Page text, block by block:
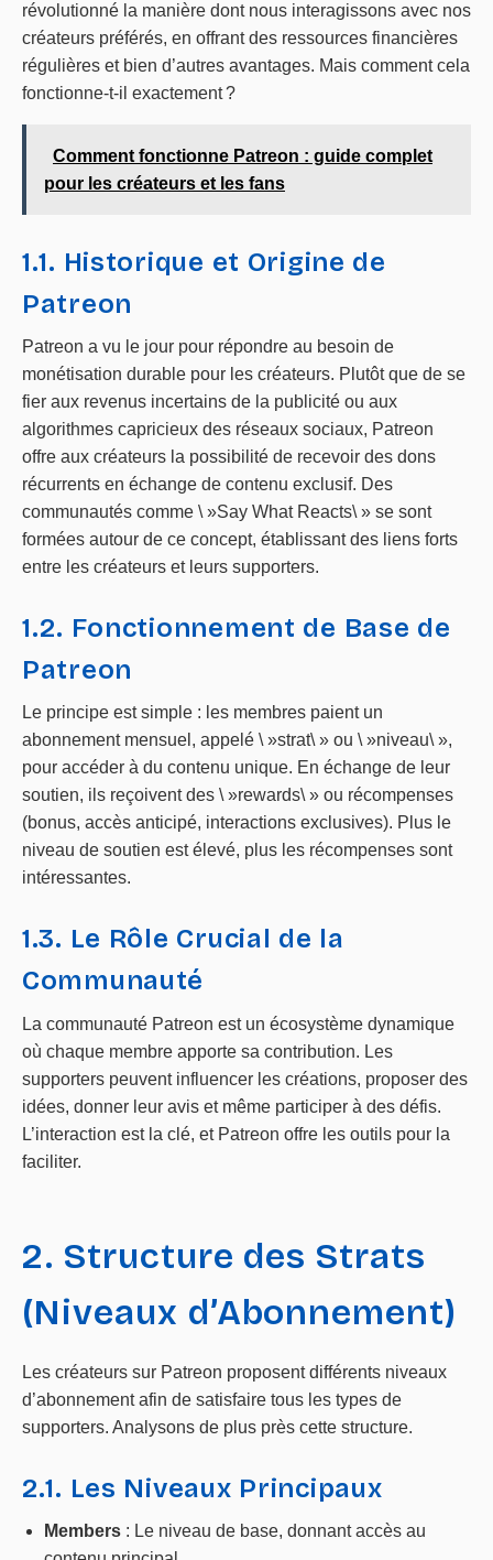
révolutionné la manière dont nous interagissons avec nos
créateurs préférés, en offrant des ressources financières
régulières et bien d’autres avantages. Mais comment cela
fonctionne-t-il exactement ?
Comment fonctionne Patreon : guide complet
pour les créateurs et les fans
1.1. Historique et Origine de
Patreon
Patreon a vu le jour pour répondre au besoin de
monétisation durable pour les créateurs. Plutôt que de se
fier aux revenus incertains de la publicité ou aux
algorithmes capricieux des réseaux sociaux, Patreon
offre aux créateurs la possibilité de recevoir des dons
récurrents en échange de contenu exclusif. Des
communautés comme \ »Say What Reacts\ » se sont
formées autour de ce concept, établissant des liens forts
entre les créateurs et leurs supporters.
1.2. Fonctionnement de Base de
Patreon
Le principe est simple : les membres paient un
abonnement mensuel, appelé \ »strat\ » ou \ »niveau\ »,
pour accéder à du contenu unique. En échange de leur
soutien, ils reçoivent des \ »rewards\ » ou récompenses
(bonus, accès anticipé, interactions exclusives). Plus le
niveau de soutien est élevé, plus les récompenses sont
intéressantes.
1.3. Le Rôle Crucial de la
Communauté
La communauté Patreon est un écosystème dynamique
où chaque membre apporte sa contribution. Les
supporters peuvent influencer les créations, proposer des
idées, donner leur avis et même participer à des défis.
L’interaction est la clé, et Patreon offre les outils pour la
faciliter.
2. Structure des Strats
(Niveaux d’Abonnement)
Les créateurs sur Patreon proposent différents niveaux
d’abonnement afin de satisfaire tous les types de
supporters. Analysons de plus près cette structure.
2.1. Les Niveaux Principaux
Members : Le niveau de base, donnant accès au